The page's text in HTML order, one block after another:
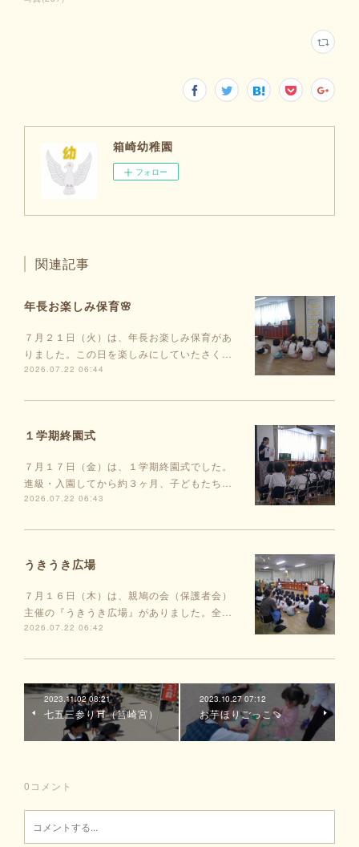
箱崎幼稚園
フォロー
関連記事
年長お楽しみ保育🌸
７月２１日（火）は、年長お楽しみ保育があ
りました。この日を楽しみにしていたさく…
2026.07.22 06:44
１学期終園式
７月１７日（金）は、１学期終園式でした。
進級・入園してから約３ヶ月、子どもたち…
2026.07.22 06:43
うきうき広場
７月１６日（木）は、親鳩の会（保護者会）
主催の『うきうき広場』がありました。全…
2026.07.22 06:42
2023.11.02 08:21
七五三参り⛩（筥崎宮）
2023.10.27 07:12
お芋ほりごっこ🍠
0 コメント